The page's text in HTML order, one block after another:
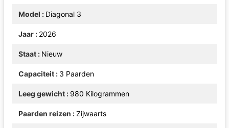
Model Diagonal 3
Jaar 2026
Staat Nieuw
Capaciteit 3 Paarden
Leeg gewicht 980 Kilogrammen
Paarden reizen Zijwaarts